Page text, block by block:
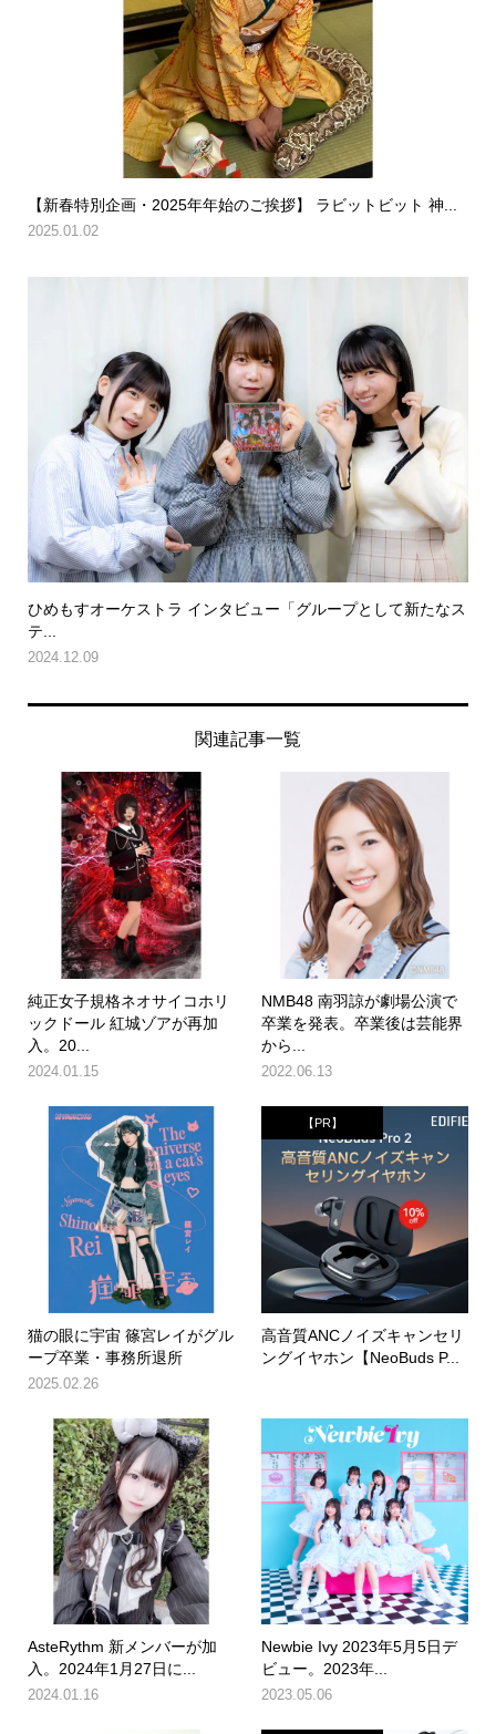
【新春特別企画・2025年年始のご挨拶】 ラビットビット 神...
2025.01.02
ひめもすオーケストラ インタビュー「グループとして新たなス
テ...
2024.12.09
関連記事一覧
純正女子規格ネオサイコホリ
ックドール 紅城ゾアが再加
入。20...
2024.01.15
NMB48 南羽諒が劇場公演で
卒業を発表。卒業後は芸能界
から...
2022.06.13
猫の眼に宇宙 篠宮レイがグル
ープ卒業・事務所退所
2025.02.26
【PR】
高音質ANCノイズキャンセリ
ングイヤホン【NeoBuds P...
AsteRythm 新メンバーが加
入。2024年1月27日に...
2024.01.16
Newbie Ivy 2023年5月5日デ
ビュー。2023年...
2023.05.06